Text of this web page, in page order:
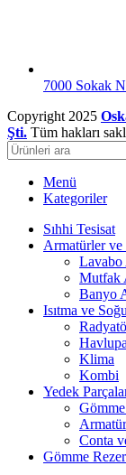
7000 Sokak
Copyright 2025
Şti. Tüm hakları
Menü
Kategoriler
Sıhhi Tesisat
Armatürler
Lavabo
Mutfak
Banyo
Isıtma ve
Klima
Kombi
Yedek
Conta
Gömme